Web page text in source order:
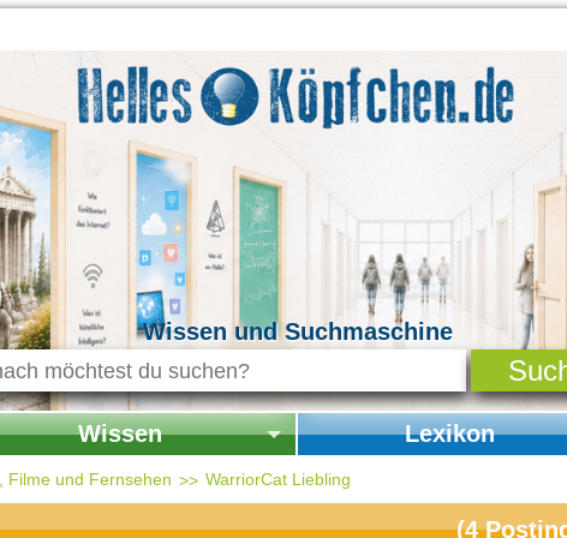
Wissen und Suchmaschine
Wissen
Wissen
Lexikon
Startseite Lexikon
Filme und Fernsehen WarriorCat Liebling
(4